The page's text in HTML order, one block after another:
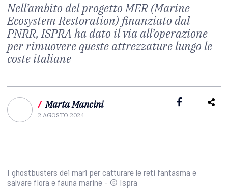
Nell’ambito del progetto MER (Marine
Ecosystem Restoration) finanziato dal
PNRR, ISPRA ha dato il via all’operazione
per rimuovere queste attrezzature lungo le
coste italiane
/ Marta Mancini
2 AGOSTO 2024
I ghostbusters dei mari per catturare le reti fantasma e
salvare flora e fauna marine - © Ispra